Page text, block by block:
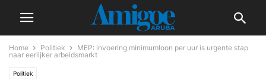
Home Politiek
MEP: invoering minimumloon per uur is urgente stap
naar eerlijker arbeidsmarkt
Politiek